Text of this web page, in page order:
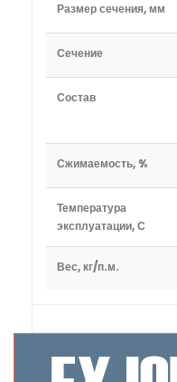
Размер сечения, мм
Сечение
Состав
Сжимаемость, %
Температура
эксплуатации, С
Вес, кг/п.м.